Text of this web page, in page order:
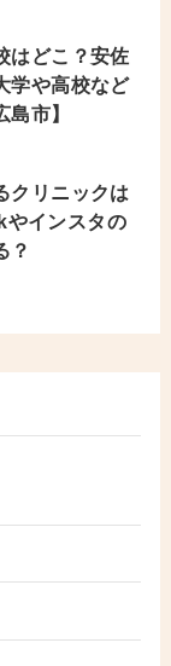
はどこ？安佐
学や高校など
市】
クリニックは
インスタの
？